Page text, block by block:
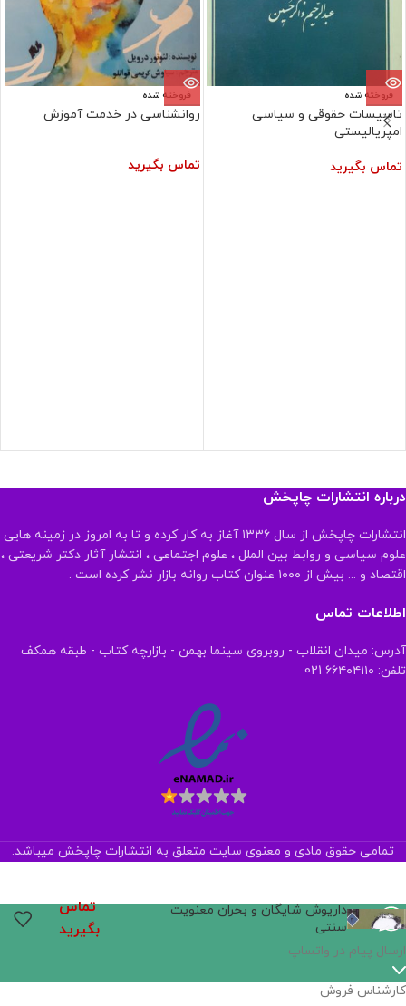
فروخته شده
تاسیسات حقوقی و سیاسی
امپریالیستی
تماس بگیرید
فروخته شده
روانشناسی در خدمت آموزش
تماس بگیرید
درباره انتشارات چاپخش
انتشارات چاپخش از سال ۱۳۳۶ آغاز به کار کرده و تا به امروز در زمینه هایی
علوم سیاسی و روابط بین الملل ، علوم اجتماعی ، انتشار آثار دکتر شریعتی ،
اقتصاد و ... بیش از ۱۰۰۰ عنوان کتاب روانه بازار نشر کرده است .
اطلاعات تماس
آدرس: میدان انقلاب - روبروی سینما بهمن - بازارچه کتاب - طبقه همکف
تلفن: ۶۶۴۰۴۱۱۰ 021
تمامی حقوق مادی و معنوی سایت متعلق به انتشارات چاپخش میباشد.
داریوش شایگان و بحران معنویت
سنتی
تماس
بگیرید